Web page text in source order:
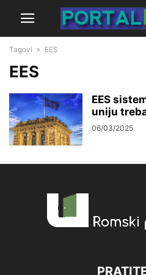
Tagovi EES
EES
EES
uniju
06/03/2025